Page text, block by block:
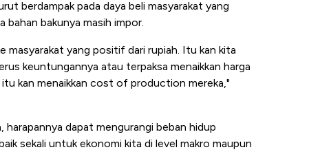
berdampak pada daya beli masyarakat yang
bahan bakunya masih impor.
masyarakat yang positif dari rupiah. Itu kan kita
keuntungannya atau terpaksa menaikkan harga
itu kan menaikkan cost of production mereka,"
harapannya dapat mengurangi beban hidup
sekali untuk ekonomi kita di level makro maupun